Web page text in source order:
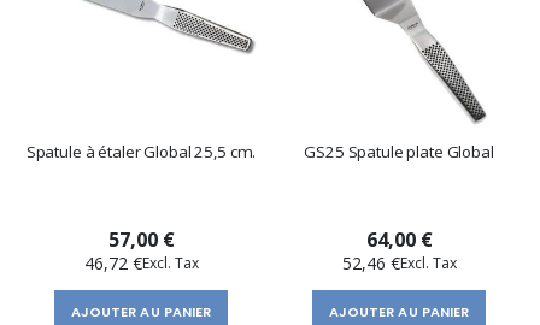
Spatule à étaler Global 25,5 cm.
57,00 €
46,72 €
AJOUTER AU PANIER
GS25 Spatule plate Global
64,00 €
52,46 €
AJOUTER AU PANIER